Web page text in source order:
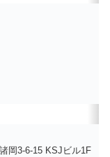
岡3-6-15 KSJビル1F